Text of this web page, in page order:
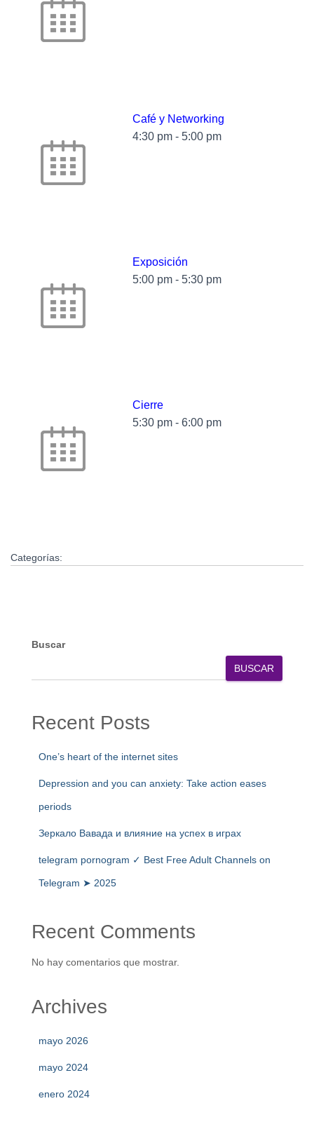
Café y Networking
4:30 pm - 5:00 pm
Exposición
5:00 pm - 5:30 pm
Cierre
5:30 pm - 6:00 pm
Categorías:
Buscar
BUSCAR
Recent Posts
One’s heart of the internet sites
Depression and you can anxiety: Take action eases
periods
Зеркало Вавада и влияние на успех в играх
telegram pornogram ✓ Best Free Adult Channels on
Telegram ➤ 2025
Recent Comments
No hay comentarios que mostrar.
Archives
mayo 2026
mayo 2024
enero 2024